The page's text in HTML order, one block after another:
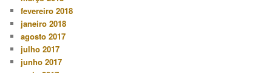
fevereiro 2018
janeiro 2018
agosto 2017
julho 2017
junho 2017